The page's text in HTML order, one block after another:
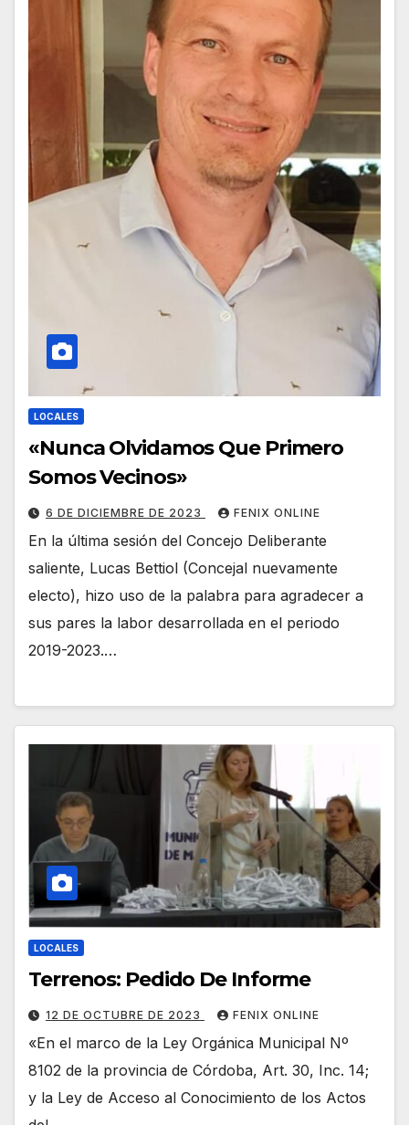
LOCALES
«Nunca Olvidamos Que Primero
Somos Vecinos»
6 DE DICIEMBRE DE 2023 FENIX ONLINE
En la última sesión del Concejo Deliberante
saliente, Lucas Bettiol (Concejal nuevamente
electo), hizo uso de la palabra para agradecer a
sus pares la labor desarrollada en el periodo
2019-2023.…
LOCALES
Terrenos: Pedido De Informe
12 DE OCTUBRE DE 2023 FENIX ONLINE
«En el marco de la Ley Orgánica Municipal Nº
8102 de la provincia de Córdoba, Art. 30, Inc. 14;
y la Ley de Acceso al Conocimiento de los Actos